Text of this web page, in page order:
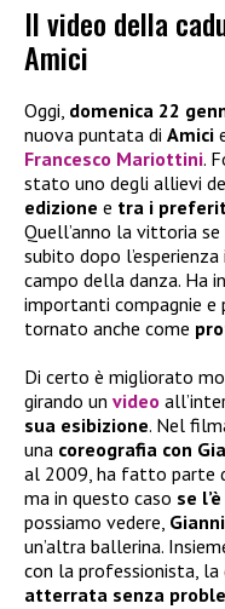
Il video della
Amici
Oggi, domenica 22
nuova puntata di Amici
Francesco Mariottini.
stato uno degli allievi
edizione e tra i
Quell’anno la vittoria
subito dopo
campo della danza. Ha
importanti compagnie e
tornato anche come
Di certo è migliorato
girando un video
sua esibizione. Nel
una coreografia con
al 2009, ha fatto parte
ma in questo caso se
possiamo vedere, Gianni
un’altra ballerina.
con la professionista,
atterrata senza